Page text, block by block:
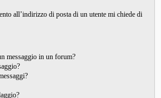
all’indirizzo di posta di un utente mi chiede di
messaggio in un forum?